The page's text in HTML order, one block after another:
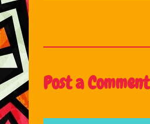
Post a Comment